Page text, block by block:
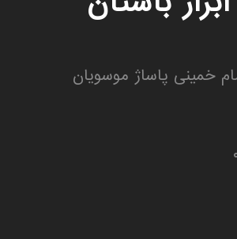
خمینی پاساژ موسویان